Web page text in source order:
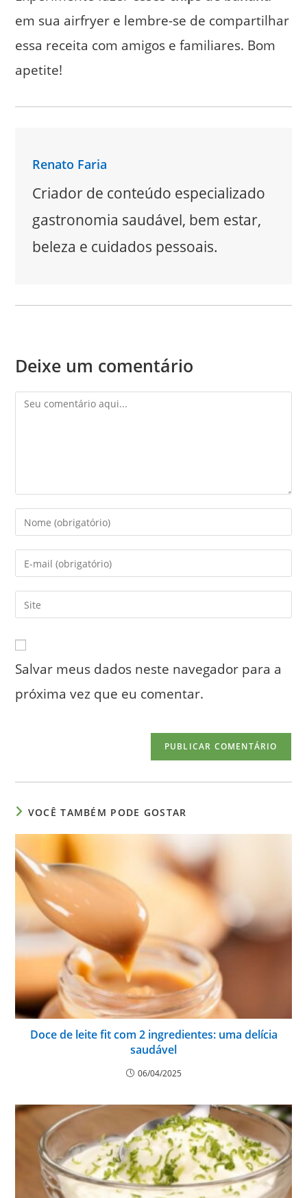
em sua airfryer e lembre-se de compartilhar
essa receita com amigos e familiares. Bom
apetite!
Renato Faria
Criador de conteúdo especializado
gastronomia saudável, bem estar,
beleza e cuidados pessoais.
Deixe um comentário
Comentário
Digite
seu
nome
ou
nome
de
para
Digite
seu
endereço
de
mail
para
Digite
o
do
seu
(opcional)
Salvar meus dados neste navegador para a
próxima vez que eu comentar.
VOCÊ TAMBÉM PODE GOSTAR
Doce de leite fit com 2 ingredientes: uma delícia
saudável
06/04/2025